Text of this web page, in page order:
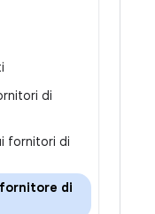
di
fornitori di
di